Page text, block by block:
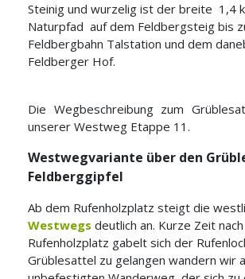
Steinig und wurzelig ist der breite 1,4
Naturpfad auf dem Feldbergsteig bis
Feldbergbahn Talstation und dem
Feldberger Hof.
Die Wegbeschreibung zum
unserer Westweg Etappe 11.
Westwegvariante über den
Feldberggipfel
Ab dem Rufenholzplatz steigt die
Westwegs deutlich an. Kurze Zeit
Rufenholzplatz gabelt sich der
Grüblesattel zu gelangen wandern wir